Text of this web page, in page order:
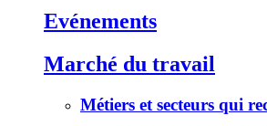
Evénements
Marché du travail
Métiers et secteurs qui